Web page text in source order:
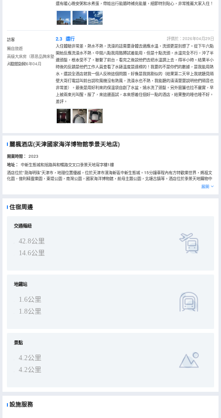
還有暖心晚安粥和水煮蛋，帶娃出行能隨時補充能量，細節特別貼心，非常推薦大家入住！
訪客
獨自旅遊
高級大床房（慕思品牌床墊
+電視投屏）
入住於2026年04月
2.3 還行
評價於：2026年04月29日
入住體驗非常差，熱水不熱，洗澡的話需要身體去適應水温，洗頭更是別想了。從下午六點
開始反應洗澡水不熱，中間八點我用胳膊試着能用，但是十點洗頭，水温完全不行，沖了半
邊頭髮，根本受不了，聯繫了前台，看完之後説他們去把水温調上去，得半小時。結果半小
時後的反饋是他們工作人員查看了水錶温度是達標的！我要的不是你們的數據，是我能用熱
水。還説全酒店就我一個人反映這個問題，好像是我挑剔似的（結果第二天早上我就聽見隔
壁大哥打電話叫前台説吹風機沒有熱風，洗澡水也不熱，我能聽的清清楚楚説明他們隔音也
非常差）。最後是用好利來的保温袋自創了水盆，燒水洗了頭髮。另外窗簾也拉不嚴實，早
上被兩束光叫醒。服了，來這邊面試，本來想着住個好一點的酒店，結果整的睡也睡不好。
差評。
麗楓酒店(天津國家海洋博物館季景天地店)
開業時間： 2023
地址：
中新生態城和旭路與和暢路交叉口季景天地寫字樓1樓
酒店位於“渤海明珠”天津市，地理位置優越，位於天津市濱海新區中新生態城。15分鐘車程內有方特歡樂世界，媽祖文
化園，億利精靈樂園，東堤公園，南灣公園，國家海洋博物館，航母主題公園，北塘古鎮等。酒店位於季景天地購物中
心內，足不出酒店便可達大型連鎖超市，電影院，KTV，滿足客人娛樂購物全面需求。 酒店是擁有智能化系統的中高端
連鎖酒店，客房均配備了慕斯床墊、夢潔布草、空氣淨化系統、自然之聲藍牙燈智能化系統、50寸液晶數字電視、品牌
展開
住宿周邊
交通樞紐
42.8公里
14.6公里
地鐵站
1.6公里
1.8公里
景點
4.2公里
4.2公里
設施服務